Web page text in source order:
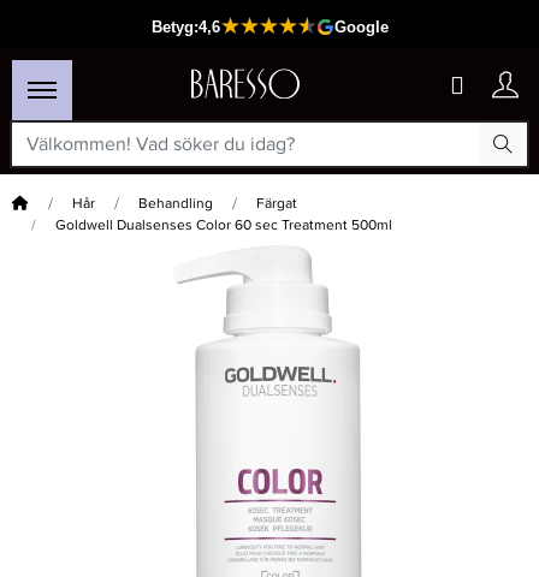
Hem Hår Behandling
Färgat
Goldwell Dualsenses Color 60 sec Treatment 500ml
Passar din varukorg
Goldwell Dualsenses Just Smooth 6 Effects Serum 100ml